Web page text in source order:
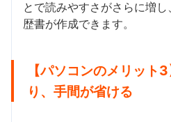
とで読みやすさがさらに増
歴書が作成できます。
【パソコンのメリット
り、手間が省ける